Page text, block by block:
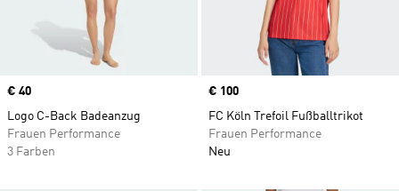
Price
€ 40
Logo C-Back Badeanzug
Frauen Performance
3 Farben
Price
€ 100
FC Köln Trefoil Fußballtrikot
Frauen Performance
Neu